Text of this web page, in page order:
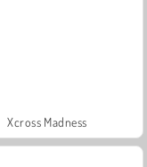
Xcross Madness